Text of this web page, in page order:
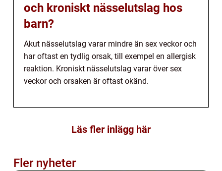
och kroniskt nässelutslag hos
barn?
Akut nässelutslag varar mindre än sex veckor och
har oftast en tydlig orsak, till exempel en allergisk
reaktion. Kroniskt nässelutslag varar över sex
veckor och orsaken är oftast okänd.
Läs fler inlägg här
Fler nyheter